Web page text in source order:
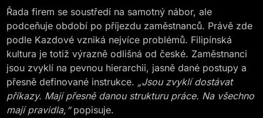
Řada firem se soustředí na samotný nábor, ale
podceňuje období po příjezdu zaměstnanců. Právě zde
podle Kazdové vzniká nejvíce problémů. Filipínská
kultura je totiž výrazně odlišná od české. Zaměstnanci
jsou zvyklí na pevnou hierarchii, jasně dané postupy a
přesně definované instrukce. „Jsou zvyklí dostávat
příkazy. Mají přesně danou strukturu práce. Na všechno
mají pravidla,“popisuje.